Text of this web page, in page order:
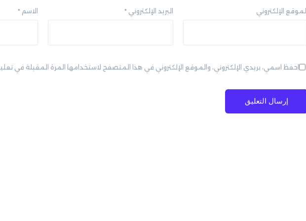
الاسم * البريد الإلكتروني* الموقع الإلكتروني
احفظ اسمي، بريدي الإلكتروني، والموقع الإلكتروني في هذا المتصفح لاستخدامها المرة المقبلة في